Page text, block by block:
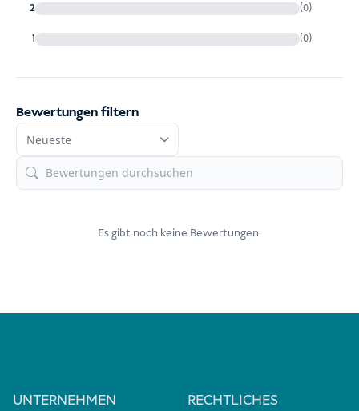
2
(0)
1
(0)
Bewertungen filtern
Es gibt noch keine Bewertungen.
UNTERNEHMEN RECHTLICHES